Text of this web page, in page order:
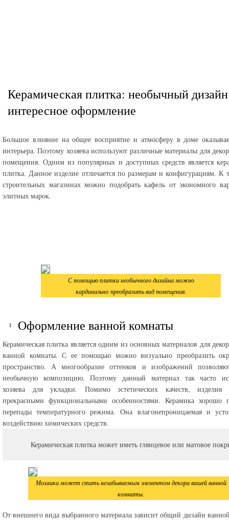
Керамическая плитка: необычный
интересное оформление
Большое влияние на общее восприятие и атмосферу в доме
интерьера. Поэтому хозяева используют различные материалы для
помещения. Одним из популярных и доступных средств является
плитка. Данное изделие отличается по размерам и конфигурациям. К
строительных магазинах можно подобрать кафель от экономного
элитных марок.
С помощью плитки необычного дизайна можно
кардинально преобразить вид помещения.
Оформление ванной комнаты
Керамическая плитка является одним из основных материалов для
ванной комнаты. С ее помощью можно визуально преобразить
пространство. А многообразие оттенков и изображений
необычную композицию. Поэтому данный материал так часто
хозяева для укладки. Помимо эстетических качеств, изделия
прекрасными функциональными особенностями. Керамика хорошо
перепады температурного режима. Она влагонепроницаемая и
воздействию химических средств.
Керамическая плитка может иметь глянцевое или матовое
Мозаика может стать незабываемым элементом декора вашей ванной
комнаты.
От внешнего вида выбранного материала зависит общий дизайн